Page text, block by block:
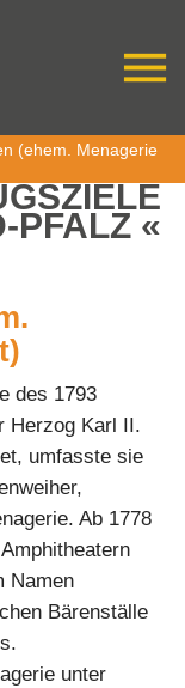
(ehem. Menagerie
PFALZ
des 1793
Herzog Karl II.
umfasste sie
Ab 1778
Namen
Bärenställe
unter